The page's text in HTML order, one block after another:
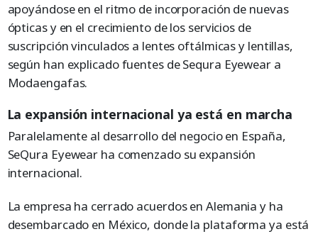
apoyándose en el ritmo de incorporación de nuevas
ópticas y en el crecimiento de los servicios de
suscripción vinculados a lentes oftálmicas y lentillas,
según han explicado fuentes de Sequra Eyewear a
Modaengafas.
La expansión internacional ya está en marcha
Paralelamente al desarrollo del negocio en España,
SeQura Eyewear ha comenzado su expansión
internacional.
La empresa ha cerrado acuerdos en Alemania y ha
desembarcado en México, donde la plataforma ya está